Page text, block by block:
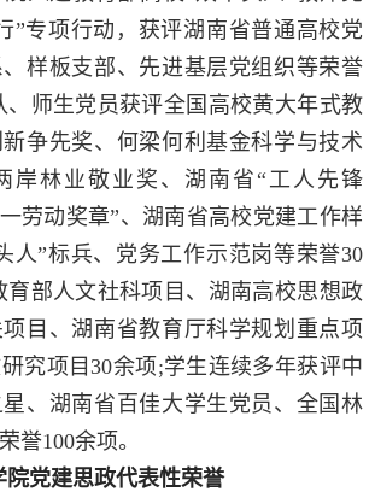
”专项行动，获评湖南省普通高校党
样板支部、先进基层党组织等荣誉
、师生党员获评全国高校黄大年式教
争先奖、何梁何利基金科学与技术
岸林业敬业奖、湖南省“工人先锋
劳动奖章”、湖南省高校党建工作样
人”标兵、党务工作示范岗等荣誉30
育部人文社科项目、湖南高校思想政
目、湖南省教育厅科学规划重点项
究项目30余项 ;学生连续多年获评中
、湖南省百佳大学生党员、全国林
誉100余项。
院党建思政代表性荣誉